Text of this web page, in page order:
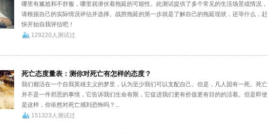
哪里有尴尬和不舒服，哪里就潜伏着拖延的可能性。此测试提供了多个常见的生活场景或情况，
请根据自己的实际情况评估并选择。战胜拖延的第一步就是了解自己的拖延现状，还等什么，赶
快开始自我评估吧！
129220人测试过
死亡态度量表：测你对死亡有怎样的态度？
我们都活在一个自我英雄主义的梦里，认为至少我们可以支配自己。但是，凡人固有一死。死亡
并不是一件邪恶的事情，它告诉我们生命有限，它促进我们更有价值更有目的的活着。但是即使
是这样，你依然对死亡感到恐怖吗？...
151323人测试过